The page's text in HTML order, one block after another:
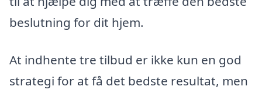
beslutning for dit hjem.
At indhente tre tilbud er ikke kun en god
strategi for at få det bedste resultat, men